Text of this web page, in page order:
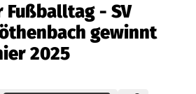
Fußballtag - SV
gewinnt
2025